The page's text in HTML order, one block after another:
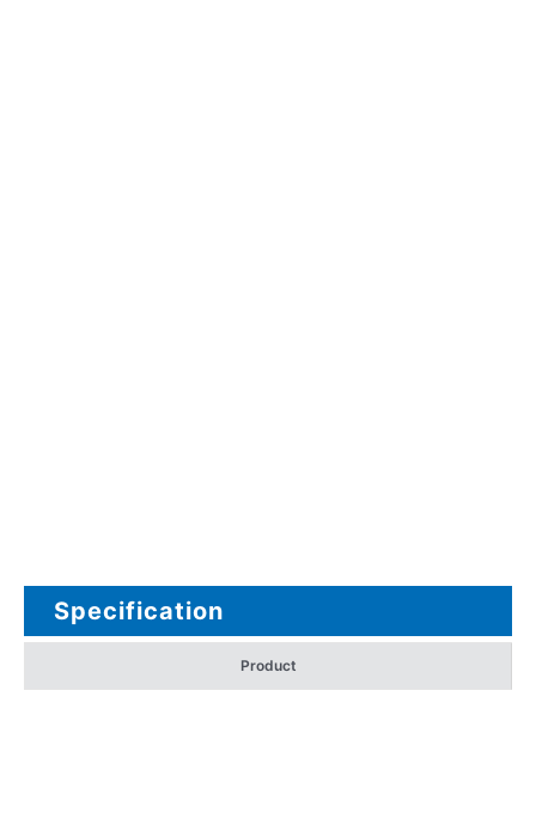
Specification
Product